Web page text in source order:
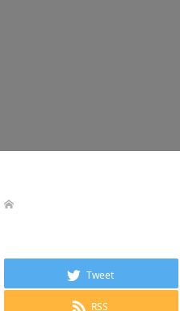
Tweet
RSS